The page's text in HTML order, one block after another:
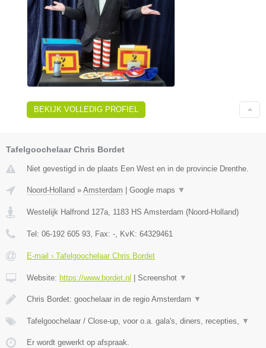
BEKIJK VOLLEDIG PROFIEL
Tafelgoochelaar Chris Bordet
Niet gevestigd in de plaats Een West en in de provincie Drenthe.
Noord-Holland » Amsterdam Google maps ▼
Westelijk Halfrond 127a, 1183 HS Amsterdam (Noord-Holland)
Tel: 06-192 605 93, Fax: -, KvK: 64329461
E-mail › Tafelgoochelaar Chris Bordet
Website: https://www.bordet.nl Screenshot ▼
Chris Bordet: goochelaar in de regio Amsterdam ▼
Tafelgoochelaar / Close-up, voor o.a. gala's, diners, recepties, ▼
Er wordt gewerkt op afspraak.